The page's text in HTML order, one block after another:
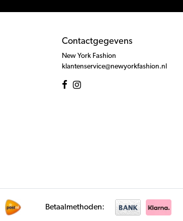
Contactgegevens
New York Fashion
klantenservice@newyorkfashion.nl
Betaalmethoden: